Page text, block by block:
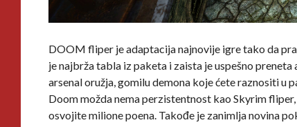
DOOM fliper je adaptacija najnovije igre tako da
je najbrža tabla iz paketa i zaista je uspešno
arsenal oružja, gomilu demona koje ćete raznositi u
Doom možda nema perzistentnost kao Skyrim
osvojite milione poena. Takođe je zanimlja novina